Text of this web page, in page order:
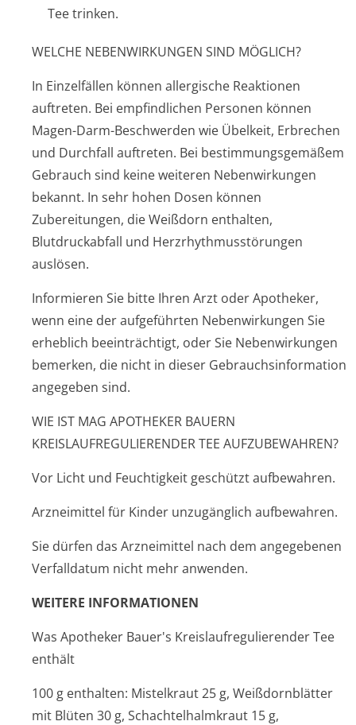
Tee trinken.
WELCHE NEBENWIRKUNGEN SIND MÖGLICH?
In Einzelfällen können allergische Reaktionen
auftreten. Bei empfindlichen Personen können
Magen-Darm-Beschwerden wie Übelkeit, Erbrechen
und Durchfall auftreten. Bei bestimmungsgemäßem
Gebrauch sind keine weiteren Nebenwirkungen
bekannt. In sehr hohen Dosen können
Zubereitungen, die Weißdorn enthalten,
Blutdruckabfall und Herzrhythmusstörun­gen
auslösen.
Informieren Sie bitte Ihren Arzt oder Apotheker,
wenn eine der aufgeführten Nebenwirkungen Sie
erheblich beeinträchtigt, oder Sie Nebenwirkungen
bemerken, die nicht in dieser Gebrauchsinfor­mation
angegeben sind.
WIE IST MAG APOTHEKER BAUERN
KREISLAUFREGULIERENDER TEE AUFZUBEWAHREN?
Vor Licht und Feuchtigkeit geschützt aufbewahren.
Arzneimittel für Kinder unzugänglich aufbewahren.
Sie dürfen das Arzneimittel nach dem angegebenen
Verfalldatum nicht mehr anwenden.
WEITERE INFORMATIONEN
Was Apotheker Bauer's Kreislaufregulierender Tee
enthält
100 g enthalten: Mistelkraut 25 g, Weißdornblätter
mit Blüten 30 g, Schachtelhalmkraut 15 g,